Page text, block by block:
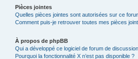
Pièces jointes
Quelles pièces jointes sont autorisées sur ce
Comment puis-je retrouver toutes mes pièces
À propos de phpBB
Qui a développé ce logiciel de forum de
Pourquoi la fonctionnalité X n’est pas disponible ?